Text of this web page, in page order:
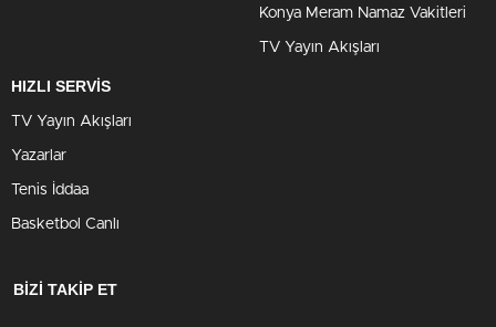
Konya Meram Namaz Vakitleri
TV Yayın Akışları
HIZLI SERVİS
TV Yayın Akışları
Yazarlar
Tenis İddaa
Basketbol Canlı
BİZİ TAKİP ET